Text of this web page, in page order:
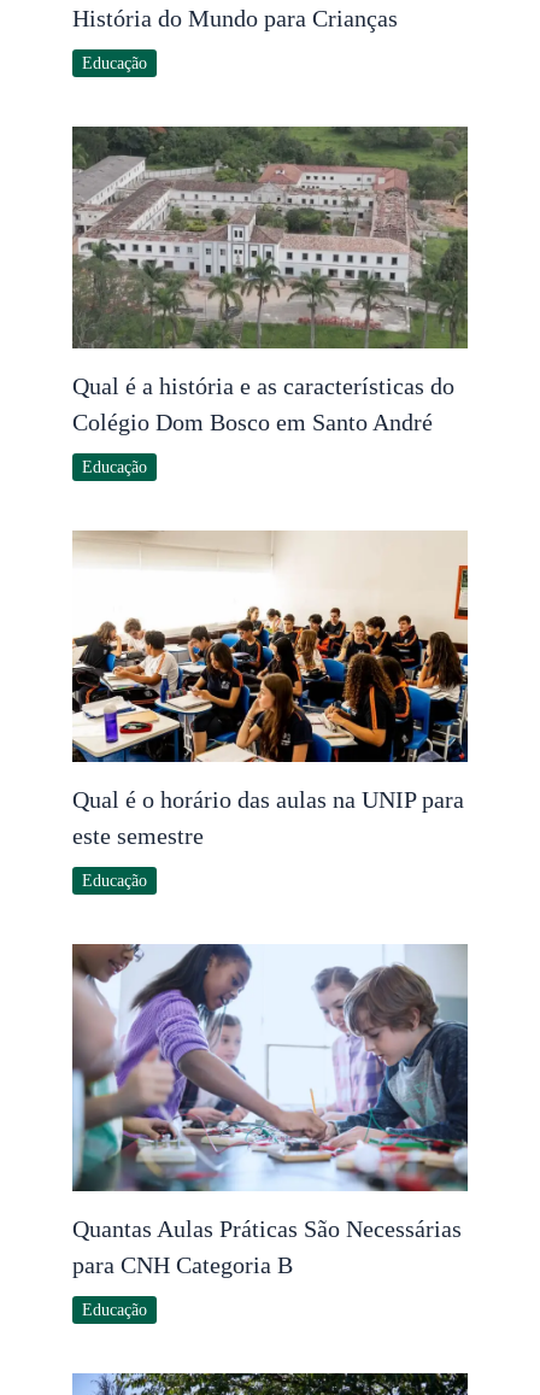
História do Mundo para Crianças
Educação
Qual é a história e as características do
Colégio Dom Bosco em Santo André
Educação
Qual é o horário das aulas na UNIP para
este semestre
Educação
Quantas Aulas Práticas São Necessárias
para CNH Categoria B
Educação